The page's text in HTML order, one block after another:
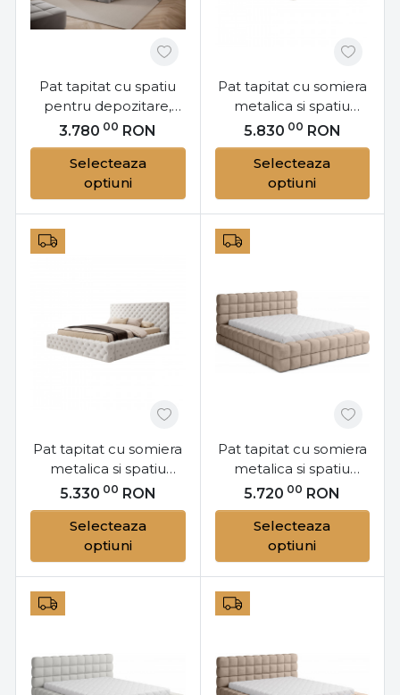
Pat tapitat cu spatiu
pentru depozitare,
somiera din lemn,
iluminare LED, 90x200
cm, Lamica, Eltap
3.780 00 RON
Selecteaza
optiuni
Pat tapitat cu somiera
metalica si spatiu
pentru depozitare,
180x200 cm Princce
M18, Eltap
5.830 00 RON
Selecteaza
optiuni
Pat tapitat cu somiera
metalica si spatiu
pentru depozitare,
140x200 cm Princce
M14, Eltap
5.330 00 RON
Selecteaza
optiuni
Pat tapitat cu somiera
metalica si spatiu
pentru depozitare,
180x200 cm Dizzle
M182, Eltap
5.720 00 RON
Selecteaza
optiuni